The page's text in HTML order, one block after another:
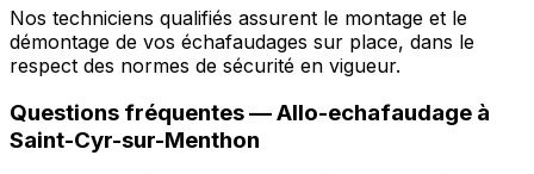
Nos techniciens qualifiés assurent le montage et le
démontage de vos échafaudages sur place, dans le
respect des normes de sécurité en vigueur.
Questions fréquentes —Allo-echafaudage à
Saint-Cyr-sur-Menthon